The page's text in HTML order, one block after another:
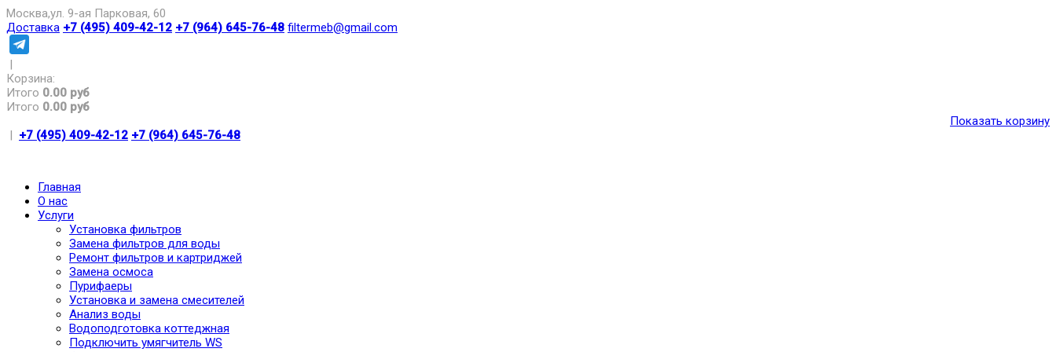
Москва,ул. 9-ая Парковая, 60
Доставка +7 (495) 409-42-12 +7 (964) 645-76-48 filtermeb@gmail.com
|
Корзина:
Итого 0.00 руб
Итого 0.00 руб
Показать корзину
| +7 (495) 409-42-12 +7 (964) 645-76-48
Главная
О нас
Услуги
Установка фильтров
Замена фильтров для воды
Ремонт фильтров и картриджей
Замена осмоса
Пурифаеры
Установка и замена смесителей
Анализ воды
Водоподготовка коттеджная
Подключить умягчитель WS